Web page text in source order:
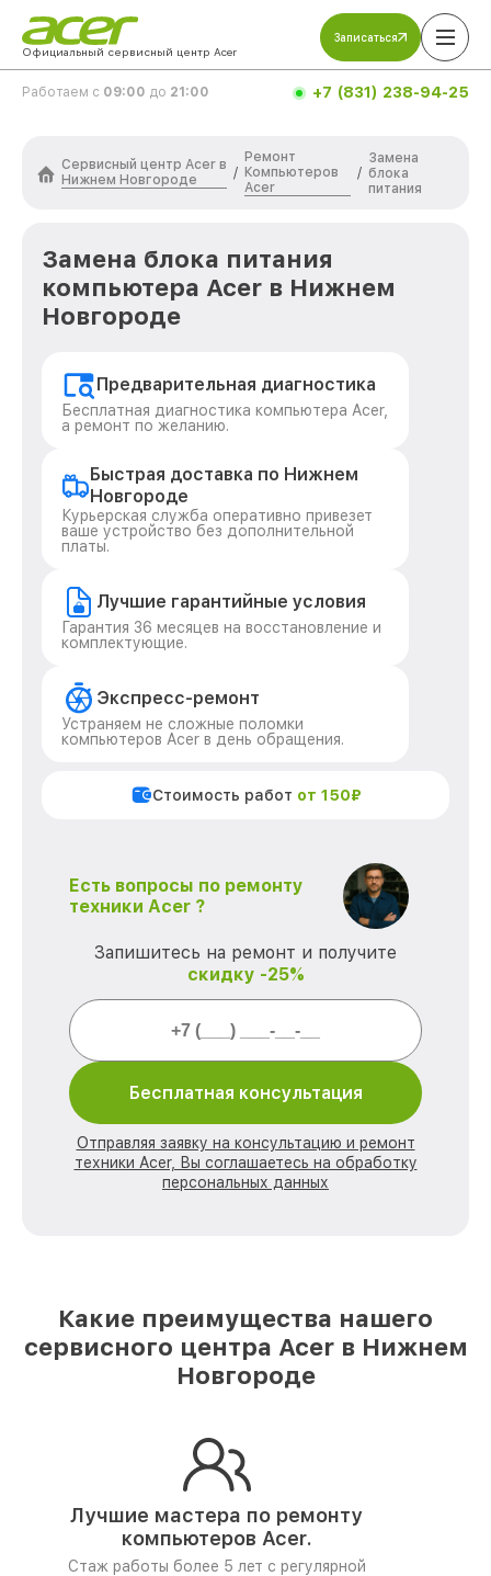
Официальный сервисный центр Acer
Записаться
Работаем с 09:00 до 21:00 +7 (831) 238-94-25
Сервисный центр Acer в
Нижнем Новгороде
/
Ремонт
Компьютеров
Acer
/
Замена
блока
питания
Замена блока питания
компьютера Acer в Нижнем
Новгороде
Предварительная диагностика
Бесплатная диагностика компьютера Acer,
а ремонт по желанию.
Быстрая доставка по Нижнем
Новгороде
Курьерская служба оперативно привезет
ваше устройство без дополнительной
платы.
Лучшие гарантийные условия
Гарантия 36 месяцев на восстановление и
комплектующие.
Экспресс-ремонт
Устраняем не сложные поломки
компьютеров Acer в день обращения.
Стоимость работ от 150₽
Есть вопросы по ремонту
техники Acer ?
Запишитесь на ремонт и получите
скидку -25%
Бесплатная консультация
Отправляя заявку на консультацию и ремонт
техники Acer, Вы соглашаетесь на обработку
персональных данных
Какие преимущества нашего
сервисного центра Acer в Нижнем
Новгороде
Лучшие мастера по ремонту
компьютеров Acer.
Стаж работы более 5 лет с регулярной